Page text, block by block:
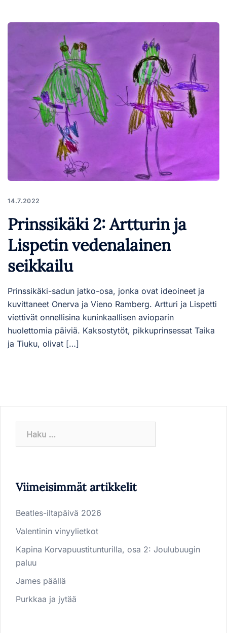
14.7.2022
Prinssikäki 2: Artturin ja
Lispetin vedenalainen
seikkailu
Prinssikäki-sadun jatko-osa, jonka ovat ideoineet ja
kuvittaneet Onerva ja Vieno Ramberg. Artturi ja Lispetti
viettivät onnellisina kuninkaallisen avioparin
huolettomia päiviä. Kaksostytöt, pikkuprinsessat Taika
ja Tiuku, olivat […]
Viimeisimmät artikkelit
Beatles-iltapäivä 2026
Valentinin vinyylietkot
Kapina Korvapuustitunturilla, osa 2: Joulubuugin
paluu
James päällä
Purkkaa ja jytää